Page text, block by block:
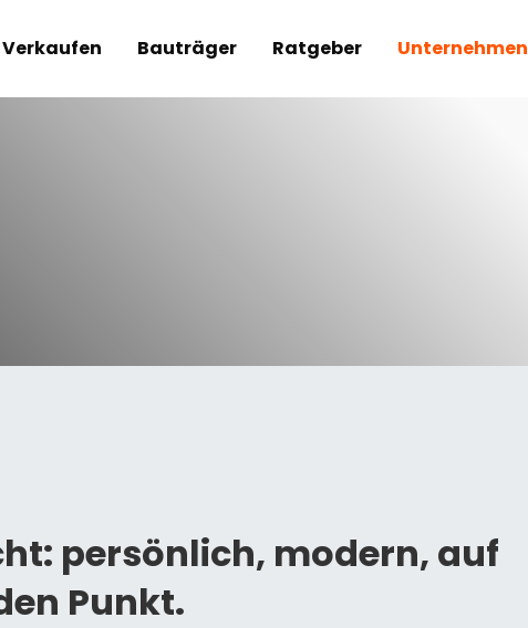
Verkaufen Bauträger Ratgeber Unternehmen
persönlich, modern, auf
Punkt.